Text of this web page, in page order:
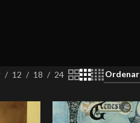
PRE-VENTAREEDICIÓNROCK
12 18 24